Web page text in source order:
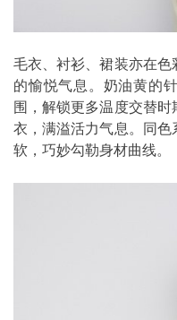
毛衣、衬衫、裙装亦在色
的愉悦气息。奶油黄的
围，解锁更多温度交替
衣，满溢活力气息。同
软，巧妙勾勒身材曲线。